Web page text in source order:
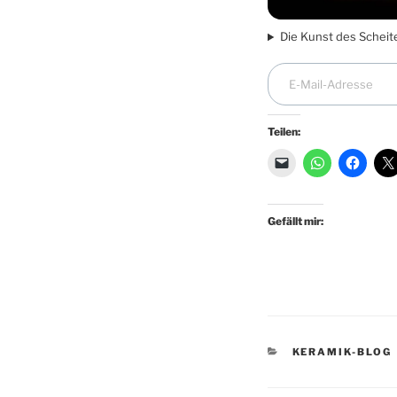
Die Kunst des
E-Mail-Adresse
Teilen:
Gefällt mir:
KATEGORIEN
KERAMIK-BLOG